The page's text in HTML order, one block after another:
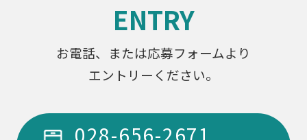
ENTRY
お電話、または応募フォームより
エントリーください。